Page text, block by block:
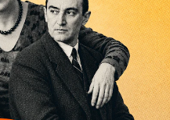
Debattenräume.
Brauchen Sie auch frische
Luft? Dann folgen Sie
einfach dem Button.